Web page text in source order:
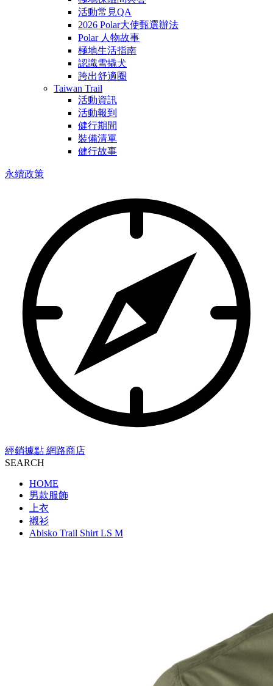
活動常見QA
2026 Polar大使甄選辦法
Polar 人物故事
極地生活指南
認識雪撬犬
跨出舒適圈
Taiwan Trail
活動資訊
活動報到
健行期間
裝備清單
健行故事
永續政策
經銷據點 網路商店
SEARCH
HOME
男款服飾
上衣
襯衫
Abisko Trail Shirt LS M